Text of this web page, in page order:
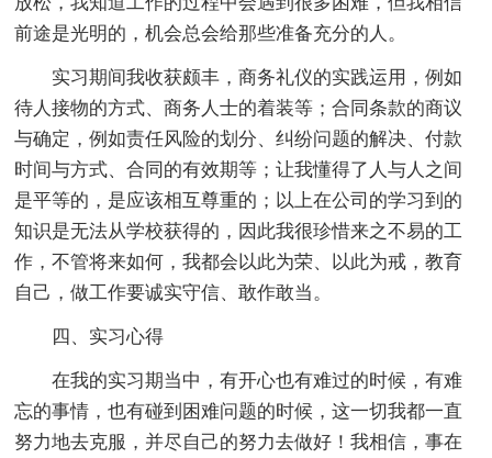
前途是光明的，机会总会给那些准备充分的人。
实习期间我收获颇丰，商务礼仪的实践运用，例如
待人接物的方式、商务人士的着装等；合同条款的商议
与确定，例如责任风险的划分、纠纷问题的解决、付款
时间与方式、合同的有效期等；让我懂得了人与人之间
是平等的，是应该相互尊重的；以上在公司的学习到的
知识是无法从学校获得的，因此我很珍惜来之不易的工
作，不管将来如何，我都会以此为荣、以此为戒，教育
自己，做工作要诚实守信、敢作敢当。
四、实习心得
在我的实习期当中，有开心也有难过的时候，有难
忘的事情，也有碰到困难问题的时候，这一切我都一直
努力地去克服，并尽自己的努力去做好！我相信，事在